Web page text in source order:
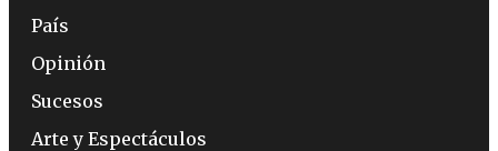
País
Opinión
Sucesos
Arte y Espectáculos